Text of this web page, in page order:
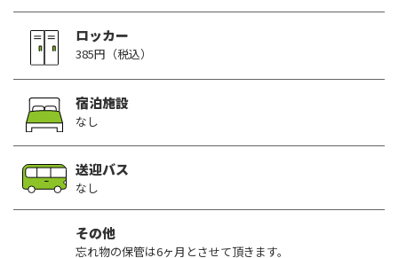
ロッカー
385円（税込）
宿泊施設
なし
送迎バス
なし
その他
忘れ物の保管は6ヶ月とさせて頂きます。